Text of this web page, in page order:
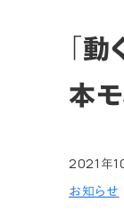
「
本
2021年
お知らせ